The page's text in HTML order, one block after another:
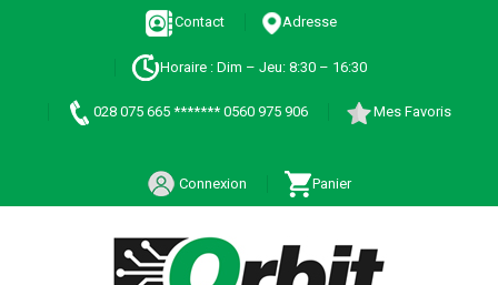
Contact Adresse
Horaire : Dim – Jeu: 8:30 – 16:30
028 075 665 ******* 0560 975 906 Mes Favoris
Connexion Panier